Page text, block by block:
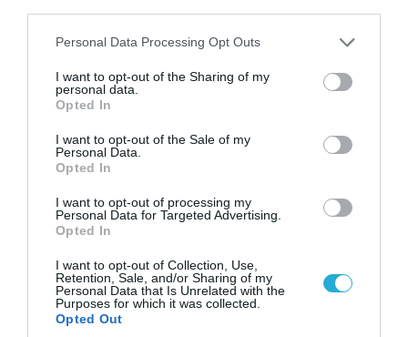
Please note that this website/app uses one or more Google
not limited to your visit or usage behaviour. You may click to
grant or deny consent to Google and its third-party tags to
use your data for below specified purposes in below Google
consent section.
Personal Data Processing Opt Outs
I want to opt-out of the Sharing of my
personal data.
Opted In
I want to opt-out of the Sale of my
Personal Data.
Opted In
I want to opt-out of processing my
Personal Data for Targeted Advertising.
Opted In
I want to opt-out of Collection, Use,
Retention, Sale, and/or Sharing of my
Personal Data that Is Unrelated with the
Purposes for which it was collected.
Opted Out
09.08.2026 | 18:02
Το Ιράν δημοσίευσε βίντεο με τον Μοτζτάμπα